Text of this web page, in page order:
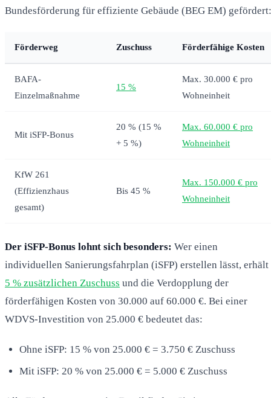
Bundesförderung für effiziente Gebäude (BEG EM) gefördert:
Förderweg Zuschuss Förderfähige Kosten
BAFA-
Einzelmaßnahme
15 %
Max. 30.000 € pro
Wohneinheit
Mit iSFP-Bonus
20 % (15 %
+ 5 %)
Max. 60.000 € pro
Wohneinheit
KfW 261
(Effizienzhaus
gesamt)
Bis 45 %
Max. 150.000 € pro
Wohneinheit
Der iSFP-Bonus lohnt sich besonders: Wer einen
individuellen Sanierungsfahrplan (iSFP) erstellen lässt, erhält
5 % zusätzlichen Zuschuss und die Verdopplung der
förderfähigen Kosten von 30.000 auf 60.000 €. Bei einer
WDVS-Investition von 25.000 € bedeutet das:
Ohne iSFP: 15 % von 25.000 € = 3.750 € Zuschuss
Mit iSFP: 20 % von 25.000 € = 5.000 € Zuschuss